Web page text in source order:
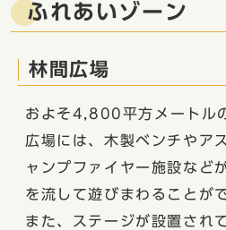
ふれあいゾーン
林間広場
およそ4,800平方メートル
広場には、木製ベンチやア
ャンプファイヤー施設など
を流して遊びまわることが
また、ステージが設置され